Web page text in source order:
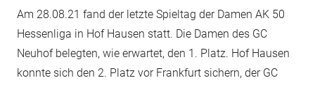
Am 28.08.21 fand der letzte Spieltag der Damen AK 50
Hessenliga in Hof Hausen statt. Die Damen des GC
Neuhof belegten, wie erwartet, den 1. Platz. Hof Hausen
konnte sich den 2. Platz vor Frankfurt sichern, der GC